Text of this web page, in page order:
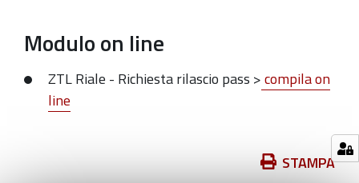
Modulo on line
ZTL Riale - Richiesta rilascio pass >compila on
line
STAMPA